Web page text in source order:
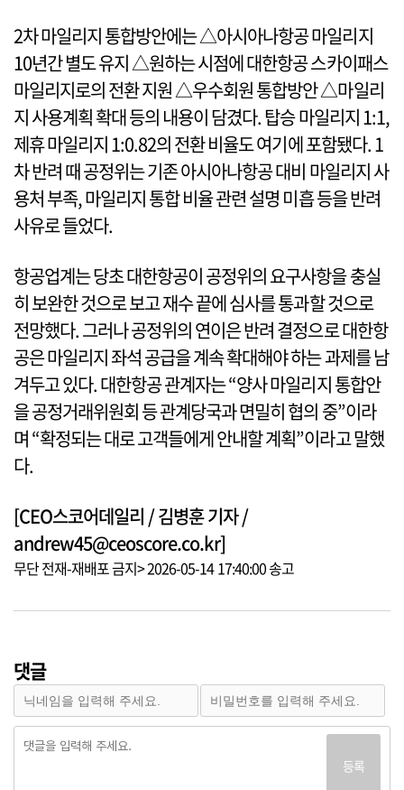
2차 마일리지 통합방안에는 △아시아나항공 마일리지
10년간 별도 유지 △원하는 시점에 대한항공 스카이패스
마일리지로의 전환 지원 △우수회원 통합방안 △마일리
지 사용계획 확대 등의 내용이 담겼다. 탑승 마일리지 1:1,
제휴 마일리지 1:0.82의 전환 비율도 여기에 포함됐다. 1
차 반려 때 공정위는 기존 아시아나항공 대비 마일리지 사
용처 부족, 마일리지 통합 비율 관련 설명 미흡 등을 반려
사유로 들었다.
항공업계는 당초 대한항공이 공정위의 요구사항을 충실
히 보완한 것으로 보고 재수 끝에 심사를 통과할 것으로
전망했다. 그러나 공정위의 연이은 반려 결정으로 대한항
공은 마일리지 좌석 공급을 계속 확대해야 하는 과제를 남
겨두고 있다. 대한항공 관계자는 “양사 마일리지 통합안
을 공정거래위원회 등 관계당국과 면밀히 협의 중”이라
며 “확정되는 대로 고객들에게 안내할 계획”이라고 말했
다.
[CEO스코어데일리 / 김병훈 기자 /
andrew45@ceoscore.co.kr]
무단 전재-재배포 금지> 2026-05-14 17:40:00 송고
댓글
등록